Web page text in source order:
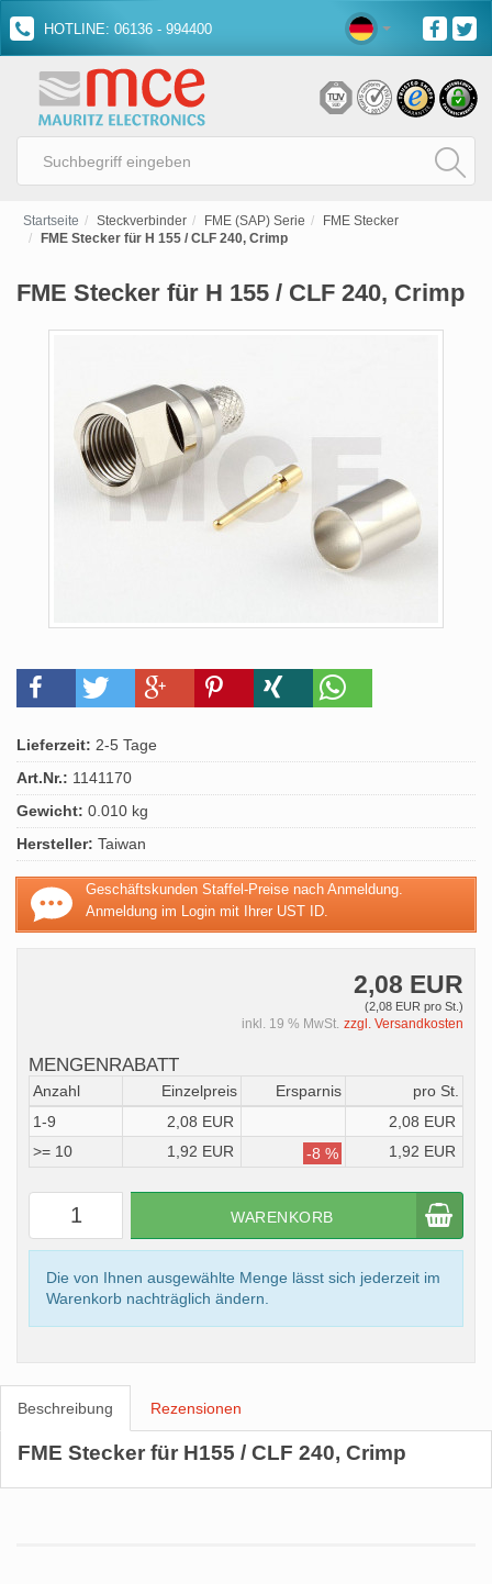
HOTLINE: 06136 - 994400
Startseite Steckverbinder FME (SAP) Serie
FME Stecker
FME Stecker für H 155 / CLF 240, Crimp
FME Stecker für H 155 / CLF 240, Crimp
Lieferzeit: 2-5 Tage
Art.Nr.: 1141170
Gewicht: 0.010 kg
Hersteller: Taiwan
Geschäftskunden Staffel-Preise nach Anmeldung.
Anmeldung im Login mit Ihrer UST ID.
2,08 EUR
(2,08 EUR pro St.)
inkl. 19 % MwSt. zzgl. Versandkosten
MENGENRABATT
Anzahl Einzelpreis Ersparnis
pro St.
1-9
2,08 EUR
2,08 EUR
>= 10
1,92 EUR -8 % 1,92 EUR
WARENKORB
Die von Ihnen ausgewählte Menge lässt sich jederzeit im
Warenkorb nachträglich ändern.
Beschreibung Rezensionen
FME Stecker für H155 / CLF 240, Crimp